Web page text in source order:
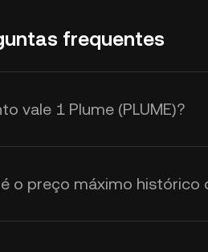
frequentes
vale 1 Plume (PLUME)?
fornece
O preço do
o preço máximo histórico